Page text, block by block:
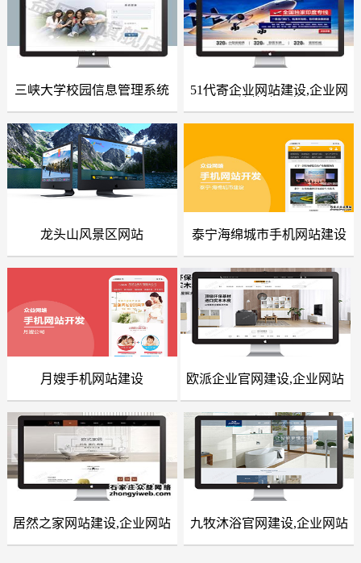
geo
微信小程序案例
竞价托管案例
全网营销案例
解决方案
网站制作
全网营销
竞价托管
GEO优化
抖音代运营
网站建设案例
三峡大学校园信息管理系统 网站建设案例
51代寄企业网站建设,企业网
网站建设案例
龙头山风景区网站 网站建设案例
泰宁海绵城市手机网站建设
网站建设案例
月嫂手机网站建设 网站建设案例
欧派企业官网建设,企业网站
网站建设案例
居然之家网站建设,企业网站
网站建设案例
九牧沐浴官网建设,企业网站